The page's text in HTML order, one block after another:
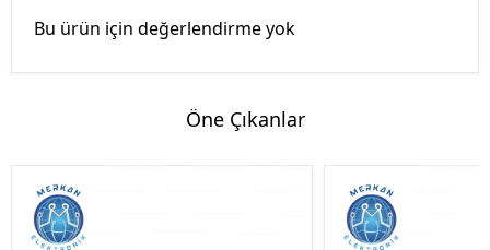
Bu ürün için değerlendirme yok
Öne Çıkanlar